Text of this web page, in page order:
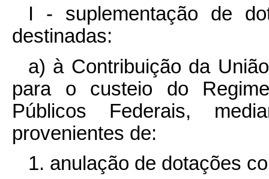
I - suplementação de
destinadas:
a) à Contribuição da
para o custeio do
Públicos Federais,
provenientes de:
1. anulação de dotações